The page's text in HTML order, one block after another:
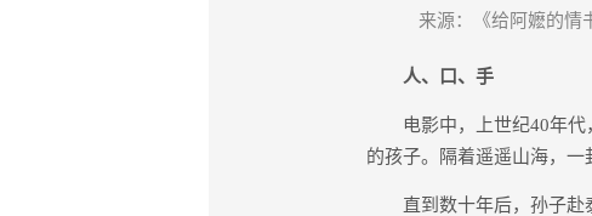
来源：《给阿嬷的情
人、口、手
电影中，上世纪40年代，
的孩子。隔着遥遥山海，一
直到数十年后，孙子赴泰